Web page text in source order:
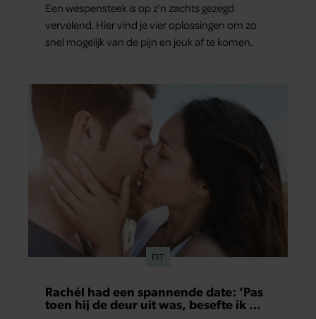
Een wespensteek is op z’n zachts gezegd
vervelend. Hier vind je vier oplossingen om zo
snel mogelijk van de pijn en jeuk af te komen.
FIT
Rachél had een spannende date: ‘Pas
toen hij de deur uit was, besefte ik wat